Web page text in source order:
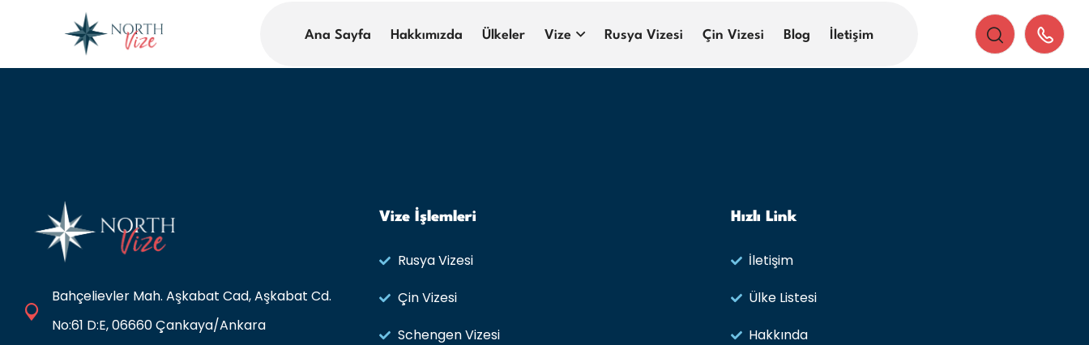
Ana Sayfa Hakkımızda Ülkeler Vize Rusya Vizesi Çin Vizesi Blog İletişim
Bahçelievler Mah. Aşkabat Cad, Aşkabat Cd.
No:61 D:E, 06660 Çankaya/Ankara
Vize İşlemleri
Rusya Vizesi​
Çin Vizesi
Schengen Vizesi
Hızlı Link
İletişim
Ülke Listesi
Hakkında